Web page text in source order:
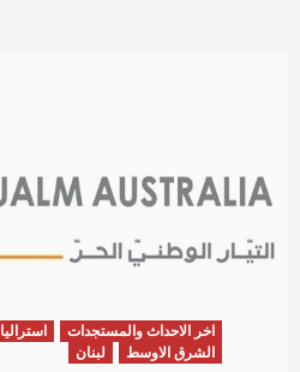
اخر الاحداث والمستجدات استراليا
الشرق الاوسط
لبنان